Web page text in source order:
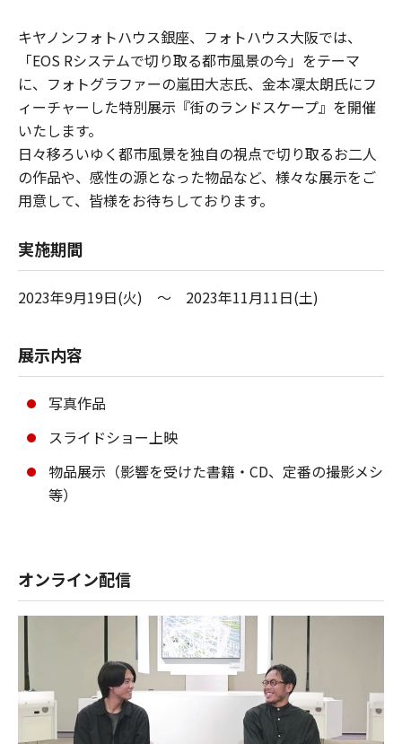
キヤノンフォトハウス銀座、フォトハウス大阪では、
「EOS Rシステムで切り取る都市風景の今」をテーマ
に、フォトグラファーの嵐田大志氏、金本凜太朗氏にフ
ィーチャーした特別展示『街のランドスケープ』を開催
いたします。
日々移ろいゆく都市風景を独自の視点で切り取るお二人
の作品や、感性の源となった物品など、様々な展示をご
用意して、皆様をお待ちしております。
実施期間
2023年9月19日(火) ～ 2023年11月11日(土)
展示内容
写真作品
スライドショー上映
物品展示（影響を受けた書籍・CD、定番の撮影メシ
等）
オンライン配信